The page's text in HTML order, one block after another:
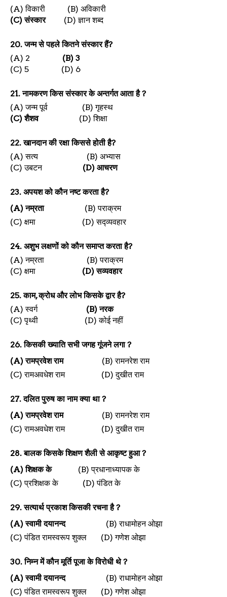
(A)विकारी (B) अविकारी
(C)संस्कार (D)ज्ञान शब्द
20.जन्म से पहले कितने संस्कार हैं?
(A) 2
(B) 3
(C) 5
(D) 6
21.नामकरण किस संस्कार के अन्तर्गत आता है?
(A)जन्म पूर्व (B)गृहस्थ
(C)शैशव (D)शिक्षा
22.खानदान की रक्षा किससे होती है?
(A)सत्य (B) अभ्यास
(C)उबटन (D) आचरण
23. अपयश को कौन नष्ट करता है?
(A)नम्रता (B)पराक्रम
(C) क्षमा (D)सद्व्यवहार
24. अशुभ लक्षणों को कौन समाप्त करता है?
(A)नम्रता (B)पराक्रम
(C) क्षमा (D)सव्यवहार
25.काम,क्रोध और लोभ किसके द्वार है?
(A)स्वर्ग (B)नरक
(C)पृथ्वी (D)कोई नहीं
26.किसकी ख्याति सभी जगह गूंजने लगा?
(A)रामप्रवेश राम (B)रामनरेश राम
(C)रामअवधेश राम (D)दुखीत राम
27.दलित पुरुष का नाम क्या था?
(A)रामप्रवेश राम (B)रामनरेश राम
(C)रामअवधेश राम (D)दुखीत राम
28.बालक किसके शिक्षण शैली से आकृष्ट हुआ?
(A)शिक्षक के (B)प्रधानाध्यापक के
(C)प्रशिक्षक के (D)पंडित के
29.सत्यार्थ प्रकाश किसकी रचना है?
(A)स्वामी दयानन्द (B)राधामोहन ओझा
(C)पंडित रामस्वरूप शुक्ल (D)गणेश ओझा
30.निम्न में कौन मूर्ति पूजा के विरोधी थे?
(A)स्वामी दयानन्द (B)राधामोहन ओझा
(C)पंडित रामस्वरूप शुक्ल (D)गणेश ओझा